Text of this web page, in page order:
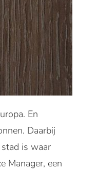
En
Daarbij
is waar
Manager, een